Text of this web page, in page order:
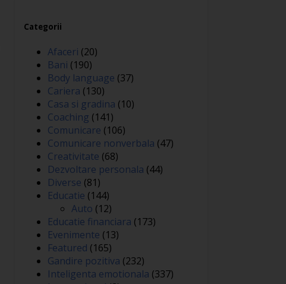
Categorii
Afaceri (20)
Bani (190)
Body language (37)
Cariera (130)
Casa si gradina (10)
Coaching (141)
Comunicare (106)
Comunicare nonverbala (47)
Creativitate (68)
Dezvoltare personala (44)
Diverse (81)
Educatie (144)
Auto (12)
Educatie financiara (173)
Evenimente (13)
Featured (165)
Gandire pozitiva (232)
Inteligenta emotionala (337)